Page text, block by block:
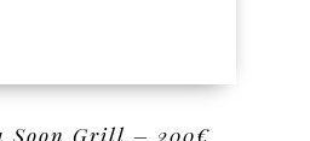
Soon Grill – 200€